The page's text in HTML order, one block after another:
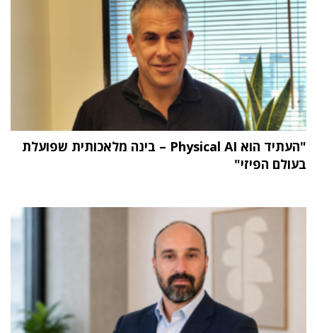
"העתיד הוא Physical AI – בינה מלאכותית שפועלת
בעולם הפיזי"